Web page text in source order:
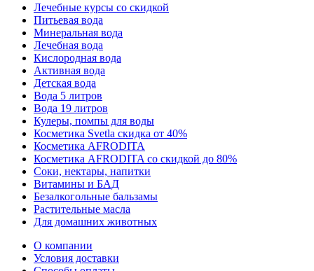
Лечебные курсы со скидкой
Питьевая вода
Минеральная вода
Лечебная вода
Кислородная вода
Активная вода
Детская вода
Вода 5 литров
Вода 19 литров
Кулеры, помпы для воды
Косметика Svetla скидка от 40%
Косметика AFRODITA
Косметика AFRODITA со скидкой до 80%
Соки, нектары, напитки
Витамины и БАД
Безалкогольные бальзамы
Растительные масла
Для домашних животных
О компании
Условия доставки